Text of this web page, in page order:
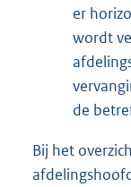
er
wordt
de
Bij het